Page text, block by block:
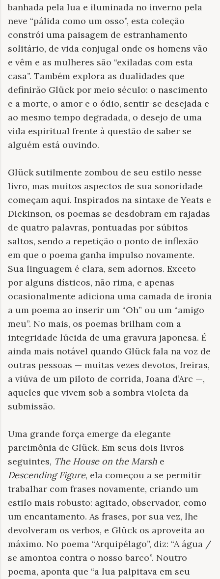
banhada pela lua e iluminada no inverno pela
neve “pálida como um osso”, esta coleção
constrói uma paisagem de estranhamento
solitário, de vida conjugal onde os homens vão
e vêm e as mulheres são “exiladas com esta
casa”. Também explora as dualidades que
definirão Glück por meio século: o nascimento
e a morte, o amor e o ódio, sentir-se desejada e
ao mesmo tempo degradada, o desejo de uma
vida espiritual frente à questão de saber se
alguém está ouvindo.
Glück sutilmente zombou de seu estilo nesse
livro, mas muitos aspectos de sua sonoridade
começam aqui. Inspirados na sintaxe de Yeats e
Dickinson, os poemas se desdobram em rajadas
de quatro palavras, pontuadas por súbitos
saltos, sendo a repetição o ponto de inflexão
em que o poema ganha impulso novamente.
Sua linguagem é clara, sem adornos. Exceto
por alguns dísticos, não rima, e apenas
ocasionalmente adiciona uma camada de ironia
a um poema ao inserir um “Oh” ou um “amigo
meu”. No mais, os poemas brilham com a
integridade lúcida de uma gravura japonesa. É
ainda mais notável quando Glück fala na voz de
outras pessoas — muitas vezes devotos, freiras,
a viúva de um piloto de corrida, Joana d’Arc —,
aqueles que vivem sob a sombra violeta da
submissão.
Uma grande força emerge da elegante
parcimônia de Glück. Em seus dois livros
seguintes, The House on the Marsh e
Descending Figure, ela começou a se permitir
trabalhar com frases novamente, criando um
estilo mais robusto: agitado, observador, como
um encantamento. As frases, por sua vez, lhe
devolveram os verbos, e Glück os aproveita ao
máximo. No poema “Arquipélago”, diz: “A água /
se amontoa contra o nosso barco”. Noutro
poema, aponta que “a lua palpitava em seu